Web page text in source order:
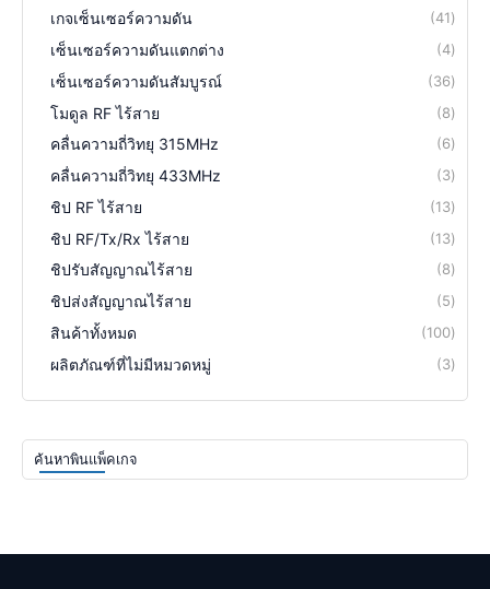
เกจเซ็นเซอร์ความดัน 41
เซ็นเซอร์ความดันแตกต่าง 4
เซ็นเซอร์ความดันสัมบูรณ์ 36
โมดูล RF ไร้สาย 8
คลื่นความถี่วิทยุ 315MHz 6
คลื่นความถี่วิทยุ 433MHz 3
ชิป RF ไร้สาย 13
ชิป RF/Tx/Rx ไร้สาย 13
ชิปรับสัญญาณไร้สาย 8
ชิปส่งสัญญาณไร้สาย 5
สินค้าทั้งหมด 100
ผลิตภัณฑ์ที่ไม่มีหมวดหมู่ 3
ค้นหาพินแพ็คเกจ